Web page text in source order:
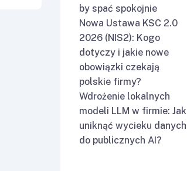
by spać spokojnie
Nowa Ustawa KSC 2.0
2026 (NIS2): Kogo
dotyczy i jakie nowe
obowiązki czekają
polskie firmy?
Wdrożenie lokalnych
modeli LLM w firmie: Jak
uniknąć wycieku danych
do publicznych AI?